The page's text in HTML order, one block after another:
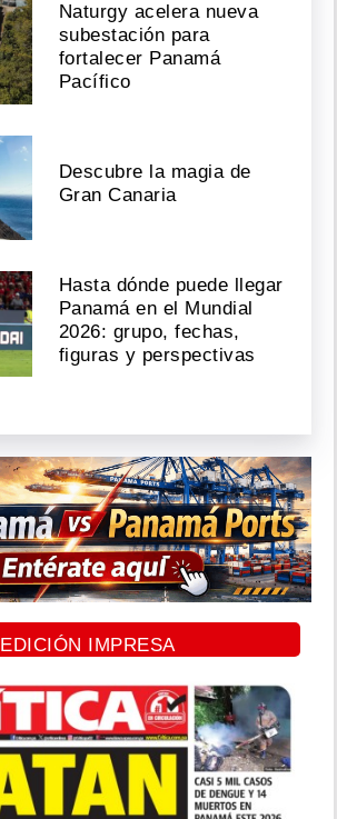
Naturgy acelera nueva
subestación para
fortalecer Panamá
Pacífico
Descubre la magia de
Gran Canaria
Hasta dónde puede llegar
Panamá en el Mundial
2026: grupo, fechas,
figuras y perspectivas
EDICIÓN IMPRESA